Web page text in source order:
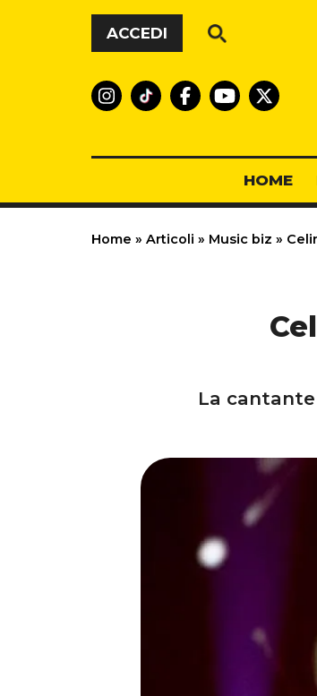
Vai al contenuto
ACCEDI
HOME
Home » Articoli » Music biz »
La